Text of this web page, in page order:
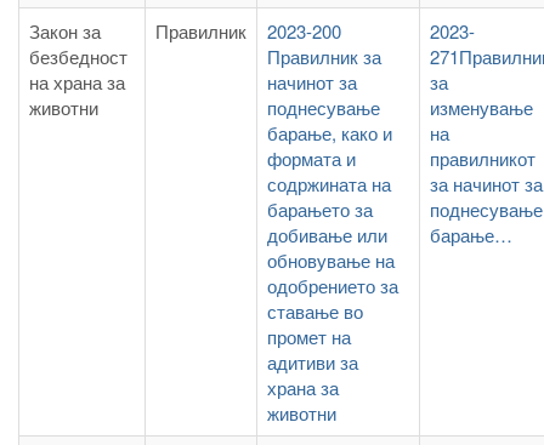
Закон за
безбедност
на храна за
животни
Правилник
2023-200
Правилник за
начинот за
поднесување
барање, како и
формата и
содржината на
барањето за
добивање или
обновување на
одобрението за
ставање во
промет на
адитиви за
храна за
животни
2023-
за
изменување
на
правилникот
за начинот за
поднесување
барање…